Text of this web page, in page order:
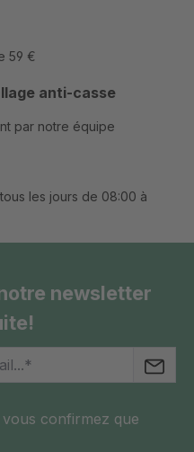
59 €
anti-casse
par notre équipe
les jours de 08:00 à
newsletter
confirmez que